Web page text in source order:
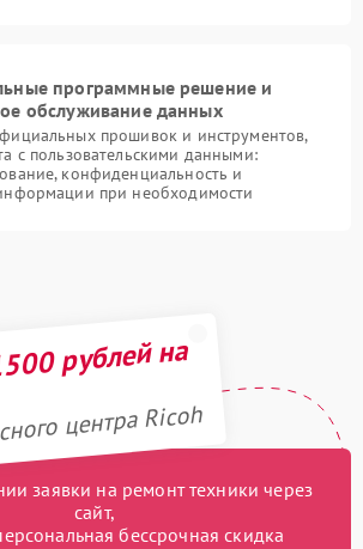
программные решение и
обслуживание данных
прошивок и инструментов,
с пользовательскими данными:
конфиденциальность и
при необходимости
рублей на
центра Ricoh
заявки на ремонт техники через
сайт,
бессрочная скидка